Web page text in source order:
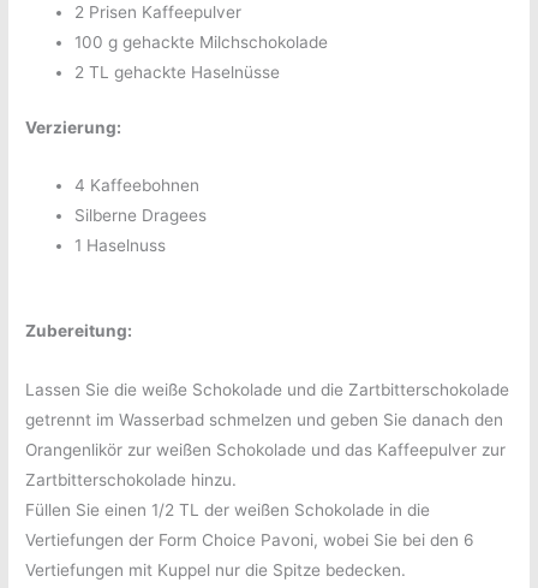
2 Prisen Kaffeepulver
100 g gehackte Milchschokolade
2 TL gehackte Haselnüsse
Verzierung:
4 Kaffeebohnen
Silberne Dragees
1 Haselnuss
Zubereitung:
Lassen Sie die weiße Schokolade und die Zartbitterschokolade
getrennt im Wasserbad schmelzen und geben Sie danach den
Orangenlikör zur weißen Schokolade und das Kaffeepulver zur
Zartbitterschokolade hinzu.
Füllen Sie einen 1/2 TL der weißen Schokolade in die
Vertiefungen der Form Choice Pavoni, wobei Sie bei den 6
Vertiefungen mit Kuppel nur die Spitze bedecken.